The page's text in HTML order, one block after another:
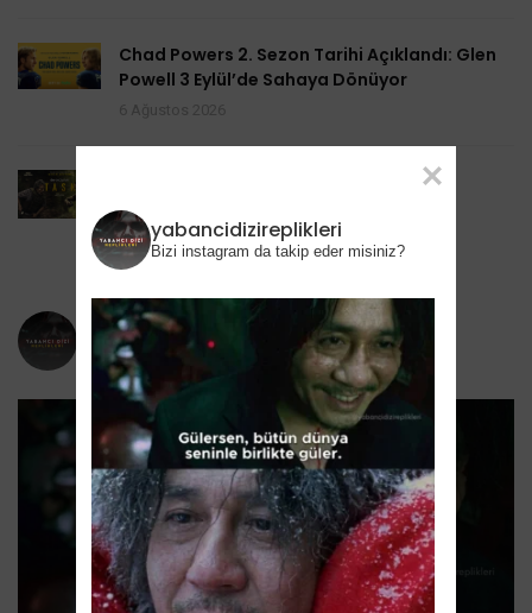
Chad Powers 2. Sezon Tarihi Açıklandı: Glen
Powell 3 Eylül’de Sahaya Dönüyor
Task 2. Sezona Yenilendi: Mark Ruffalo
HBO’nun Suç Dramanına Geri Dönüyor
6 Ağustos 2026
yabancidizireplikleri
Bizi instagram da takip eder misiniz?
yabancidizireplikleri
Bizi instagram da takip eder misiniz?